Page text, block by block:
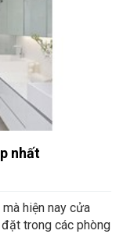
nhất
hiện nay cửa
trong các phòng